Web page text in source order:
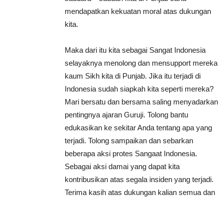
mendapatkan kekuatan moral atas dukungan
kita.
Maka dari itu kita sebagai Sangat Indonesia
selayaknya menolong dan mensupport mereka
kaum Sikh kita di Punjab. Jika itu terjadi di
Indonesia sudah siapkah kita seperti mereka?
Mari bersatu dan bersama saling menyadarkan
pentingnya ajaran Guruji. Tolong bantu
edukasikan ke sekitar Anda tentang apa yang
terjadi. Tolong sampaikan dan sebarkan
beberapa aksi protes Sangaat Indonesia.
Sebagai aksi damai yang dapat kita
kontribusikan atas segala insiden yang terjadi.
Terima kasih atas dukungan kalian semua dan